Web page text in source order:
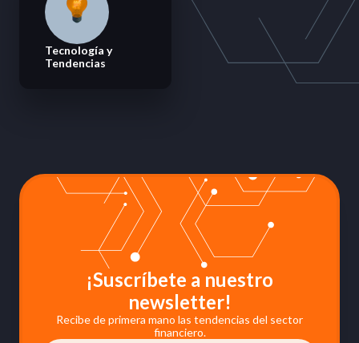
Tecnología y
Tendencias
¡Suscríbete a nuestro
newsletter!
Recibe de primera mano las tendencias del sector
financiero.